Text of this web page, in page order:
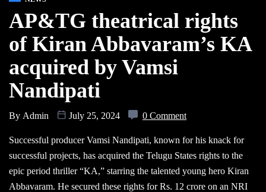
AP&TG theatrical rights
of Kiran Abbavaram’s KA
acquired by Vamsi
Nandipati
By Admin July 25, 2024 0 Comment
Successful producer Vamsi Nandipati, known for his knack for
successful projects, has acquired the Telugu States rights to the
epic period thriller “KA,” starring the talented young hero Kiran
Abbavaram. He secured these rights for Rs. 12 crore on an NRI